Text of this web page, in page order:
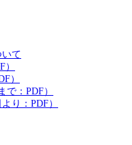
て
）
で：PDF）
り：PDF）